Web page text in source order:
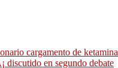
cargamento de ketamina
discutido en segundo debate